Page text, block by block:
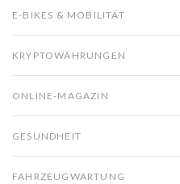
E-BIKES & MOBILITÄT
KRYPTOWÄHRUNGEN
ONLINE-MAGAZIN
GESUNDHEIT
FAHRZEUGWARTUNG